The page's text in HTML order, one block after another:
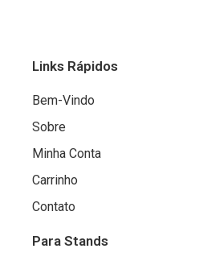
Links Rápidos
Bem-Vindo
Sobre
Minha Conta
Carrinho
Contato
Para Stands